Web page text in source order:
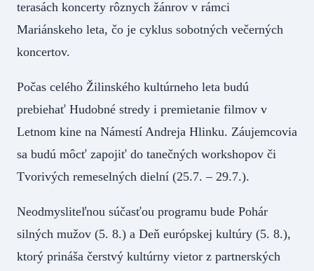
terasách koncerty rôznych žánrov v rámci
Mariánskeho leta, čo je cyklus sobotných večerných
koncertov.
Počas celého Žilinského kultúrneho leta budú
prebiehať Hudobné stredy i premietanie filmov v
Letnom kine na Námestí Andreja Hlinku. Záujemcovia
sa budú môcť zapojiť do tanečných workshopov či
Tvorivých remeselných dielní (25.7. – 29.7.).
Neodmysliteľnou súčasťou programu bude Pohár
silných mužov (5. 8.) a Deň európskej kultúry (5. 8.),
ktorý prináša čerstvý kultúrny vietor z partnerských